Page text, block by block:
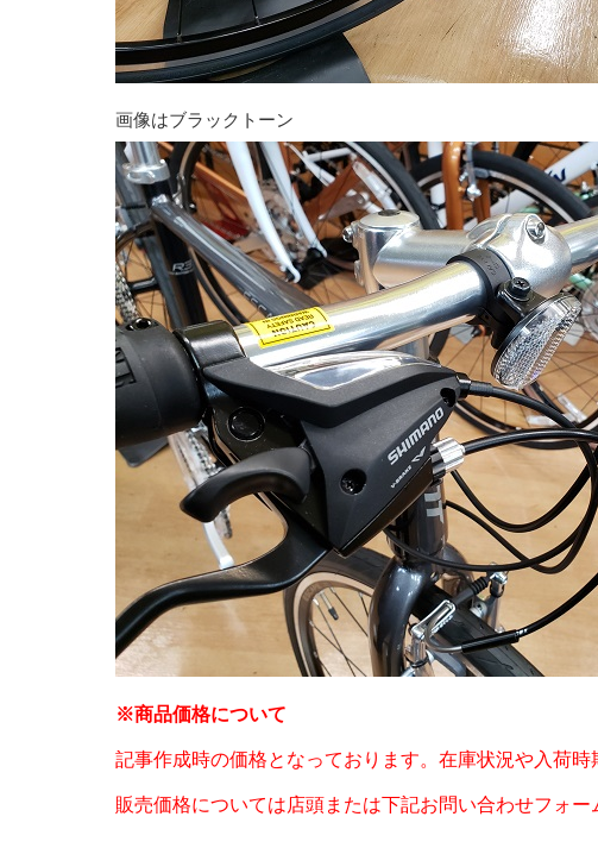
画像はブラックトーン
※商品価格について
記事作成時の価格となっております。在庫状況や入荷
販売価格については店頭または下記お問い合わせフォー